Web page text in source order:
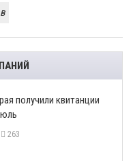
получили квитанции
263